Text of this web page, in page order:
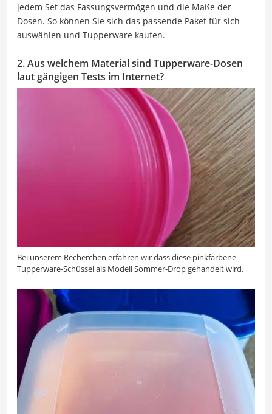
jedem Set das Fassungsvermögen und die Maße der
Dosen. So können Sie sich das passende Paket für sich
auswählen und Tupperware kaufen.
2. Aus welchem Material sind Tupperware-Dosen
laut gängigen Tests im Internet?
Bei unserem Recherchen erfahren wir dass diese pinkfarbene
Tupperware-Schüssel als Modell Sommer-Drop gehandelt wird.